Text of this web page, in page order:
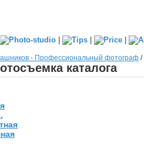
| | |
- Профессиональный фотограф /
каталога